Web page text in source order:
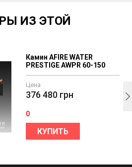
ИЗ ЭТОЙ
Камин AFIRE WATER
PRESTIGE AWPR 60-150
Цена
376 480 грн
0
КУПИТЬ